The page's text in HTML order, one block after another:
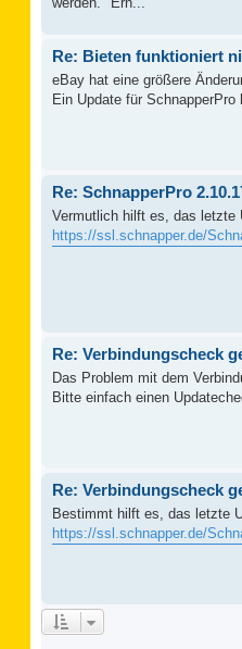
Re: Bieten funktioniert
eBay hat eine größere
Ein Update für
Re: SchnapperPro
Vermutlich hilft es, das letzte
https://ssl.schnapper.de/
Re: Verbindungscheck
Das Problem mit dem
Bitte einfach einen
Re: Verbindungscheck
Bestimmt hilft es, das letzte
https://ssl.schnapper.de/